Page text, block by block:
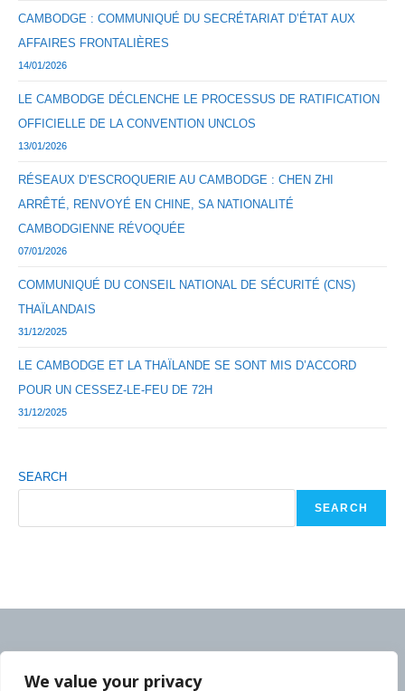
We value your privacy
CAMBODGE : COMMUNIQUÉ DU SECRÉTARIAT D’ÉTAT AUX
AFFAIRES FRONTALIÈRES
14/01/2026
LE CAMBODGE DÉCLENCHE LE PROCESSUS DE RATIFICATION
OFFICIELLE DE LA CONVENTION UNCLOS
13/01/2026
RÉSEAUX D’ESCROQUERIE AU CAMBODGE : CHEN ZHI
ARRÊTÉ, RENVOYÉ EN CHINE, SA NATIONALITÉ
CAMBODGIENNE RÉVOQUÉE
07/01/2026
COMMUNIQUÉ DU CONSEIL NATIONAL DE SÉCURITÉ (CNS)
THAÏLANDAIS
31/12/2025
LE CAMBODGE ET LA THAÏLANDE SE SONT MIS D’ACCORD
POUR UN CESSEZ-LE-FEU DE 72H
31/12/2025
SEARCH
SEARCH